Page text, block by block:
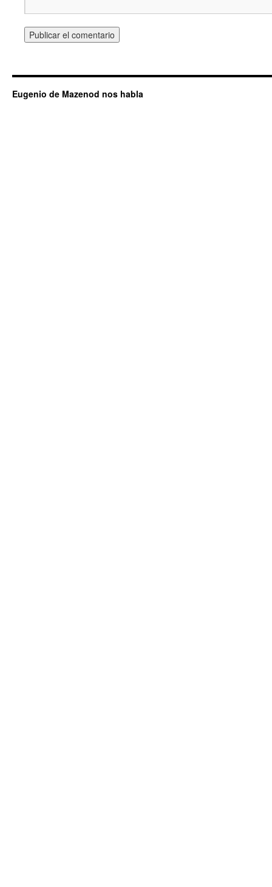
Eugenio de Mazenod nos habla